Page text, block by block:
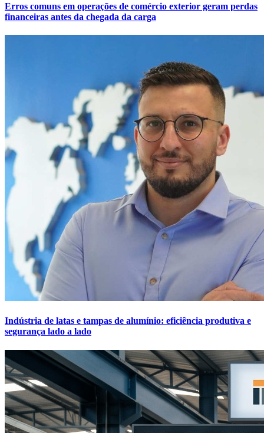
Erros comuns em operações de comércio exterior geram perdas
financeiras antes da chegada da carga
Indústria de latas e tampas de alumínio: eficiência produtiva e
segurança lado a lado